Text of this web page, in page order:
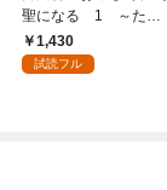
聖になる 1 ～ただ
の田舎の剣術師範だっ
たのに、大成した弟子
1,430
試読フル